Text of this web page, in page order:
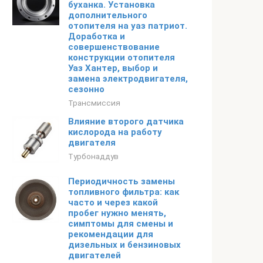
буханка. Установка
дополнительного
отопителя на уаз патриот.
Доработка и
совершенствование
конструкции отопителя
Уаз Хантер, выбор и
замена электродвигателя,
сезонно
Трансмиссия
Влияние второго датчика
кислорода на работу
двигателя
Турбонаддув
Периодичность замены
топливного фильтра: как
часто и через какой
пробег нужно менять,
симптомы для смены и
рекомендации для
дизельных и бензиновых
двигателей